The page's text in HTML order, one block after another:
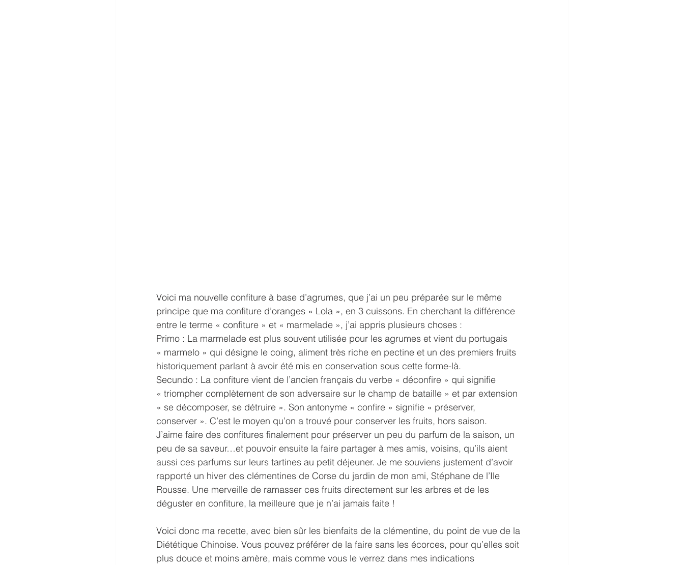
Voici ma nouvelle confiture à base d’agrumes, que j’ai un peu préparée sur le même
principe que ma confiture d’oranges « Lola », en 3 cuissons. En cherchant la différence
entre le terme « confiture » et « marmelade », j’ai appris plusieurs choses :
Primo : La marmelade est plus souvent utilisée pour les agrumes et vient du portugais
« marmelo » qui désigne le coing, aliment très riche en pectine et un des premiers fruits
historiquement parlant à avoir été mis en conservation sous cette forme-là.
Secundo : La confiture vient de l’ancien français du verbe « déconfire » qui signifie
« triompher complètement de son adversaire sur le champ de bataille » et par extension
« se décomposer, se détruire ». Son antonyme « confire » signifie « préserver,
conserver ». C’est le moyen qu’on a trouvé pour conserver les fruits, hors saison.
J’aime faire des confitures finalement pour préserver un peu du parfum de la saison, un
peu de sa saveur…et pouvoir ensuite la faire partager à mes amis, voisins, qu’ils aient
aussi ces parfums sur leurs tartines au petit déjeuner. Je me souviens justement d’avoir
rapporté un hiver des clémentines de Corse du jardin de mon ami, Stéphane de l’Ile
Rousse. Une merveille de ramasser ces fruits directement sur les arbres et de les
déguster en confiture, la meilleure que je n’ai jamais faite !
Voici donc ma recette, avec bien sûr les bienfaits de la clémentine, du point de vue de la
Diététique Chinoise. Vous pouvez préférer de la faire sans les écorces, pour qu’elles soit
plus douce et moins amère, mais comme vous le verrez dans mes indications